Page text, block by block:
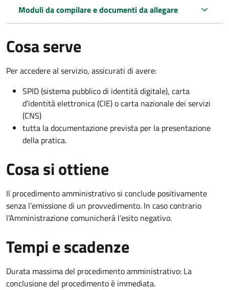
Moduli da compilare e documenti da allegare
Cosa serve
Per accedere al servizio, assicurati di avere:
SPID (sistema pubblico di identità digitale), carta
d’identità elettronica (CIE) o carta nazionale dei servizi
(CNS)
tutta la documentazione prevista per la presentazione
della pratica.
Cosa si ottiene
Il procedimento amministrativo si conclude positivamente
senza l’emissione di un provvedimento. In caso contrario
l’Amministrazione comunicherà l’esito negativo.
Tempi e scadenze
Durata massima del procedimento amministrativo: La
conclusione del procedimento è immediata.